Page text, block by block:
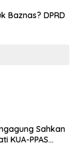
Baznas? DPRD
Sahkan
KUA-PPAS